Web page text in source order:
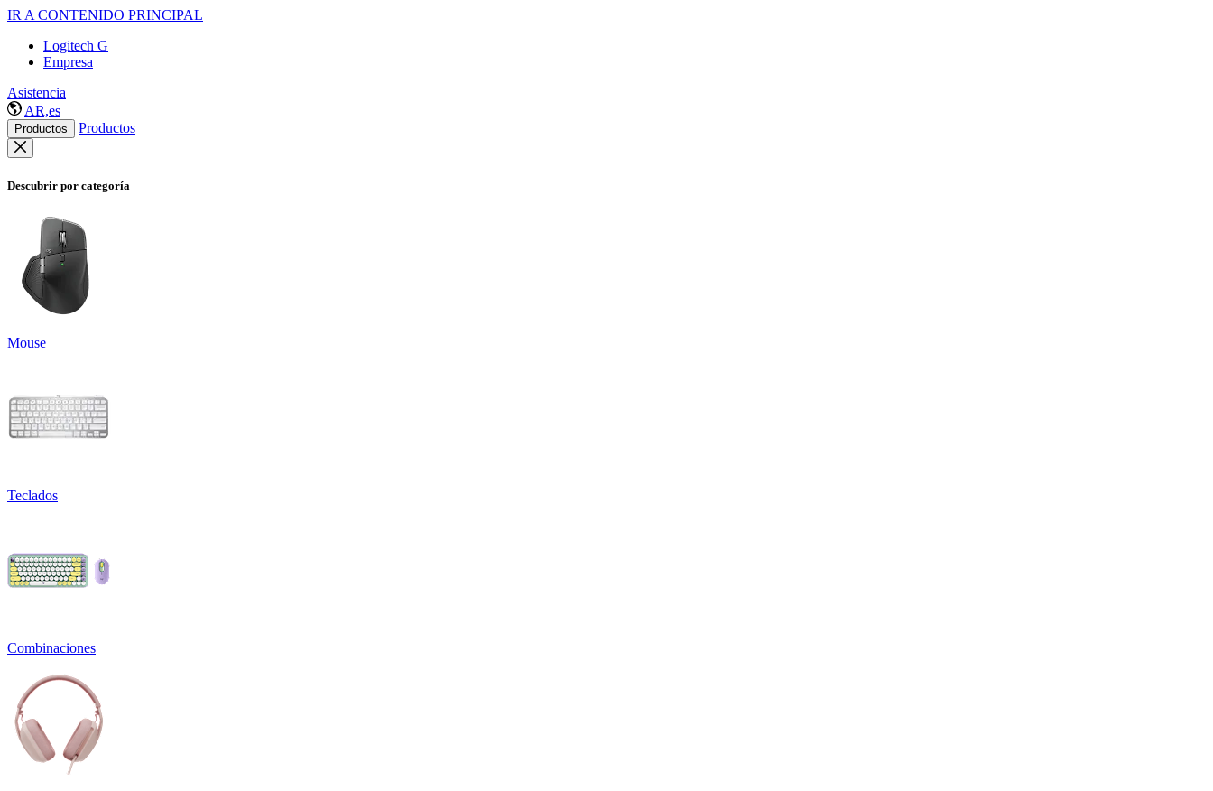
IR A CONTENIDO PRINCIPAL
Logitech G
Empresa
Asistencia
AR,es
Productos Productos
Descubrir por categoría
Mouse
Teclados
Combinaciones